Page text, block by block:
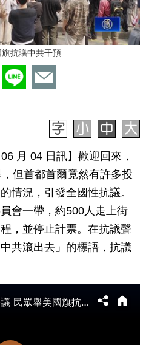
抗議中共干預
月 04 日訊】歡迎回來，
但首都首爾竟然有許多投
情況，引發全國性抗議。
會一帶，約500人走上街
，並停止計票。在抗議聲
共滾出去」的標語，抗議